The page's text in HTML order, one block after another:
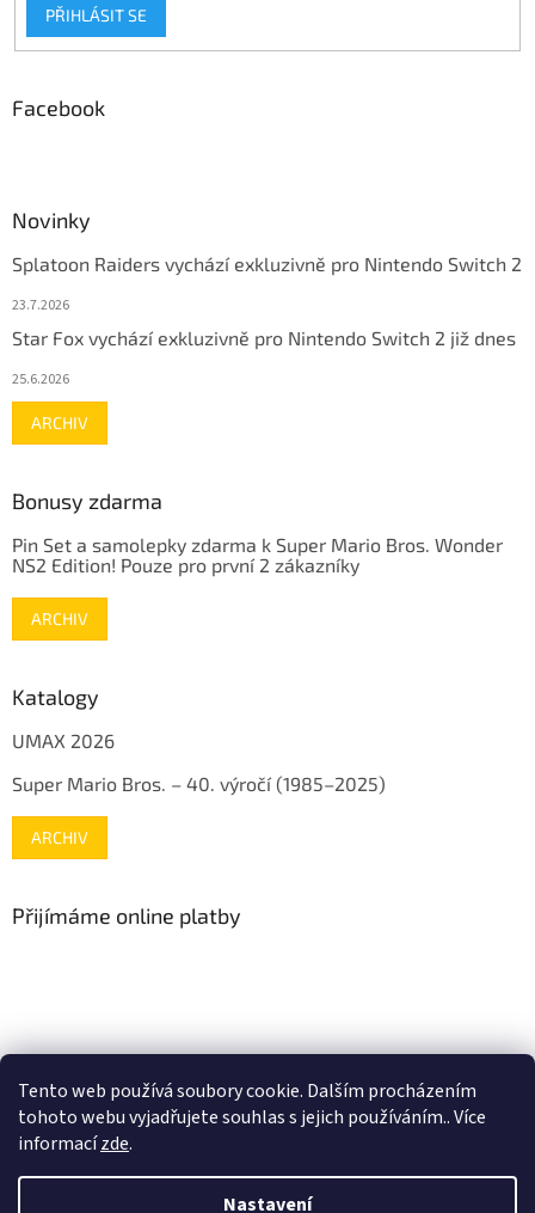
Tento web používá soubory cookie. Dalším procházením
tohoto webu vyjadřujete souhlas s jejich používáním.. Více
informacízde.
Nastavení
PŘIHLÁSIT SE
Facebook
Novinky
Splatoon Raiders vychází exkluzivně pro Nintendo Switch 2
23.7.2026
Star Fox vychází exkluzivně pro Nintendo Switch 2 již dnes
25.6.2026
ARCHIV
Bonusy zdarma
Pin Set a samolepky zdarma k Super Mario Bros. Wonder
NS2 Edition! Pouze pro první 2 zákazníky
ARCHIV
Katalogy
UMAX 2026
Super Mario Bros. – 40. výročí (1985–2025)
ARCHIV
Přijímáme online platby
www.fleg.cz